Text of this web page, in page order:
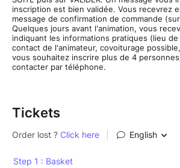
inscription est bien validée. Vous recevrez
message de confirmation de commande
Quelques jours avant l'animation, vous
indiquant les informations pratiques (lieu
contact de l'animateur, covoiturage
vous souhaitez inscrire plus de 4
contacter par téléphone.
Tickets